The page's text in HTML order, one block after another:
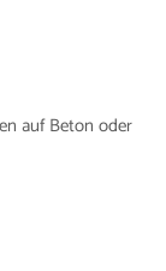
auf Beton oder